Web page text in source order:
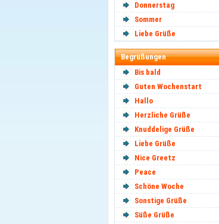
Donnerstag
Sommer
Liebe Grüße
Begrüßungen
Bis bald
Guten Wochenstart
Hallo
Herzliche Grüße
Knuddelige Grüße
Liebe Grüße
Nice Greetz
Peace
Schöne Woche
Sonstige Grüße
Süße Grüße